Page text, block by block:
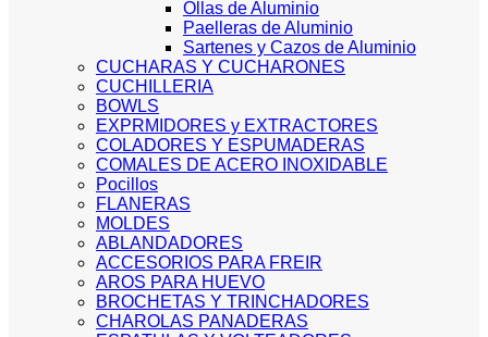
Ollas de Aluminio
Paelleras de Aluminio
Sartenes y Cazos de Aluminio
CUCHARAS Y CUCHARONES
CUCHILLERIA
BOWLS
EXPRMIDORES y EXTRACTORES
COLADORES Y ESPUMADERAS
COMALES DE ACERO INOXIDABLE
Pocillos
FLANERAS
MOLDES
ABLANDADORES
ACCESORIOS PARA FREIR
AROS PARA HUEVO
BROCHETAS Y TRINCHADORES
CHAROLAS PANADERAS